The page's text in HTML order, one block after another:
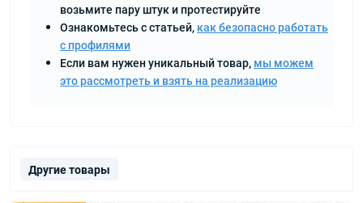
возьмите пару штук и протестируйте
Ознакомьтесь с статьей, как безопасно работать
с профилями
Если вам нужен уникальный товар, мы можем
это рассмотреть и взять на реализацию
Другие товары